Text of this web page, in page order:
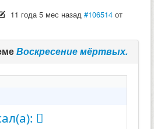
11 года 5 мес назад #106514 от
Воскресение мёртвых.